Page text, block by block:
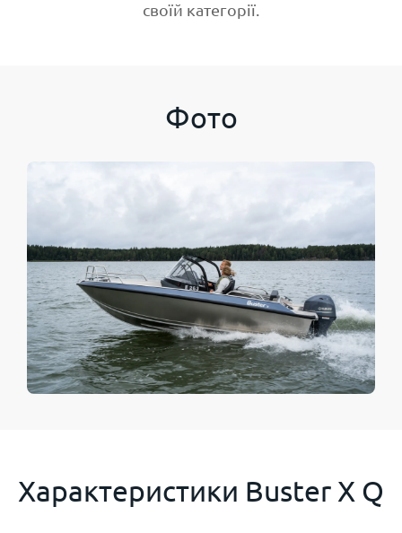
своїй категорії.
Фото
Характеристики Buster X Q